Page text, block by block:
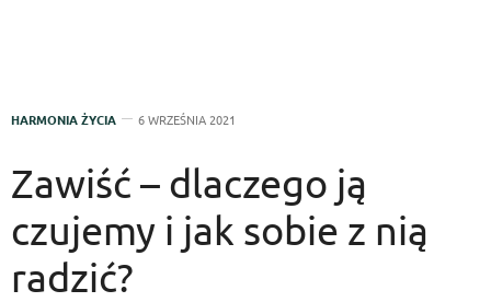
HARMONIA ŻYCIA 6 WRZEŚNIA 2021
Zawiść – dlaczego ją
czujemy i jak sobie z nią
radzić?